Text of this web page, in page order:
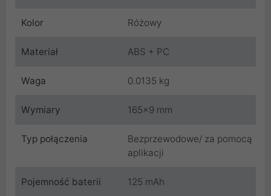
Kolor Różowy
Materiał ABS + PC
Waga 0.0135 kg
Wymiary 165x9 mm
Typ połączenia
Bezprzewodowe/ za pomocą
aplikacji
Pojemność baterii 125 mAh